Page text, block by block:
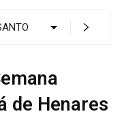
de Henares